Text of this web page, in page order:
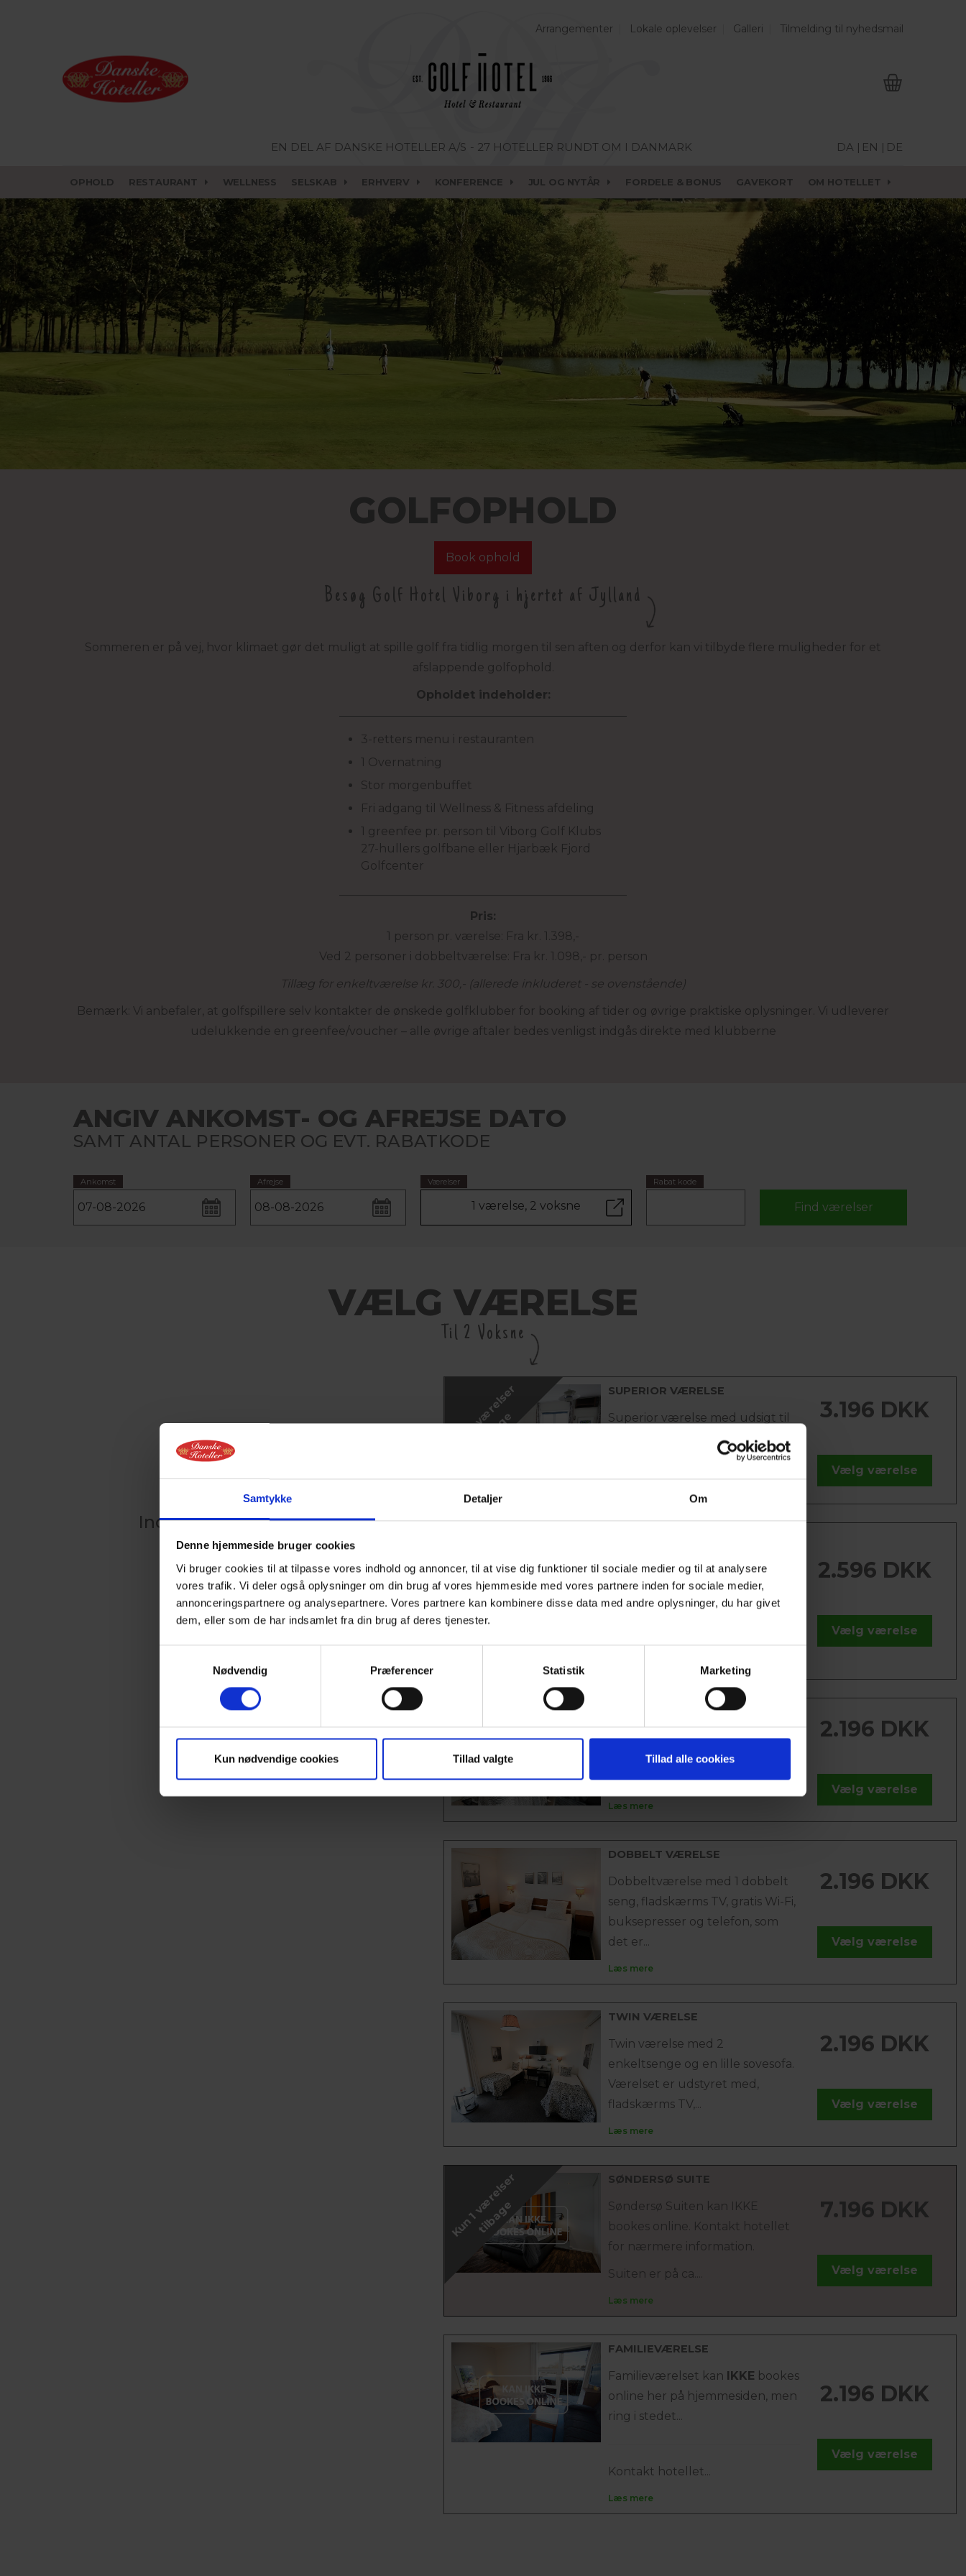
Samtykke Detaljer Om
Denne hjemmeside bruger cookies
Vi bruger cookies til at tilpasse vores indhold og annoncer, til at vise dig funktioner til sociale medier og til at analysere
vores trafik. Vi deler også oplysninger om din brug af vores hjemmeside med vores partnere inden for sociale medier,
annonceringspartnere og analysepartnere. Vores partnere kan kombinere disse data med andre oplysninger, du har givet
dem, eller som de har indsamlet fra din brug af deres tjenester.
Nødvendig
Præferencer Statistik Marketing
Kun nødvendige cookies Tillad valgte Tillad alle cookies
Arrangementer Lokale oplevelser Galleri Tilmelding til nyhedsmail
EN DEL AF DANSKE HOTELLER A/S - 27 HOTELLER RUNDT OM I DANMARK DA | EN | DE
OPHOLD RESTAURANT WELLNESS SELSKAB ERHVERV KONFERENCE JUL OG NYTÅR FORDELE & BONUS GAVEKORT OM HOTELLET
GOLFOPHOLD
Book ophold
Besøg Golf Hotel Viborg i hjertet af Jylland
Sommeren er på vej, hvor klimaet gør det muligt at spille golf fra tidlig morgen til sen aften og derfor kan vi tilbyde flere muligheder for et
afslappende golfophold.
Opholdet indeholder:
3-retters menu i restauranten
1 Overnatning
Stor morgenbuffet
Fri adgang til Wellness & Fitness afdeling
1 greenfee pr. person til Viborg Golf Klubs
27-hullers golfbane eller Hjarbæk Fjord
Golfcenter
Pris:
1 person pr. værelse: Fra kr. 1.398,-
Ved 2 personer i dobbeltværelse: Fra kr. 1.098,- pr. person
Tillæg for enkeltværelse kr. 300,- (allerede inkluderet - se ovenstående)
Bemærk: Vi anbefaler, at golfspillere selv kontakter de ønskede golfklubber for booking af tider og øvrige praktiske oplysninger. Vi udleverer
udelukkende en greenfee/voucher – alle øvrige aftaler bedes venligst indgås direkte med klubberne
ANGIV ANKOMST- OG AFREJSE DATO
SAMT ANTAL PERSONER OG EVT. RABATKODE
Ankomst Afrejse Værelser
1 værelse, 2 voksne
Rabat kode
VÆLG VÆRELSE
Til 2 Voksne
Indlæser kalender
K
u
n
1
v
æ
r
e
l
s
e
r
t
i
l
b
a
g
e
SUPERIOR VÆRELSE
Superior værelse med udsigt til
vand og grønt område. Værelset
har 1 dobbelt seng, aircondition,...
3.196 DKK
Vælg værelse
K
u
n
1
v
æ
r
e
l
s
e
r
t
i
l
b
a
g
e
Dobbeltværelse med udsigt til
vand og grønt område. Værelset
2.596 DKK
Vælg værelse
BUSINESS VÆRELSE
Business værelse med 1 dobbelt
seng, skrivebord, fladskærms TV,
gratis Wi-Fi, buksepresser og...
Læs mere
2.196 DKK
Vælg værelse
DOBBELT VÆRELSE
Dobbeltværelse med 1 dobbelt
seng, fladskærms TV, gratis Wi-Fi,
buksepresser og telefon, som
det er...
Læs mere
2.196 DKK
Vælg værelse
TWIN VÆRELSE
Twin værelse med 2
enkeltsenge og en lille sovesofa.
Værelset er udstyret med,
fladskærms TV,...
Læs mere
2.196 DKK
Vælg værelse
K
u
n
1
v
æ
r
e
l
s
e
r
t
i
l
b
a
g
e
SØNDERSØ SUITE
Søndersø Suiten kan IKKE
bookes online. Kontakt hotellet
for nærmere information.
Suiten er på ca....
Læs mere
7.196 DKK
Vælg værelse
FAMILIEVÆRELSE
Familieværelset kan IKKE bookes
online her på hjemmesiden, men
ring i stedet...
Kontakt hotellet...
Læs mere
2.196 DKK
Vælg værelse